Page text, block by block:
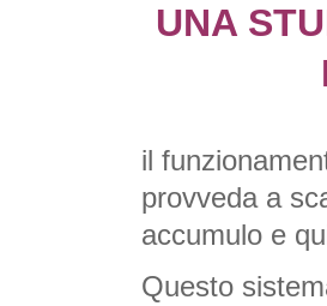
UNA
il
provveda a
accumulo e
Questo